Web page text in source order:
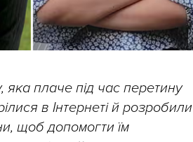
плаче під час перетину
в Інтернеті й розробили
щоб допомогти їм